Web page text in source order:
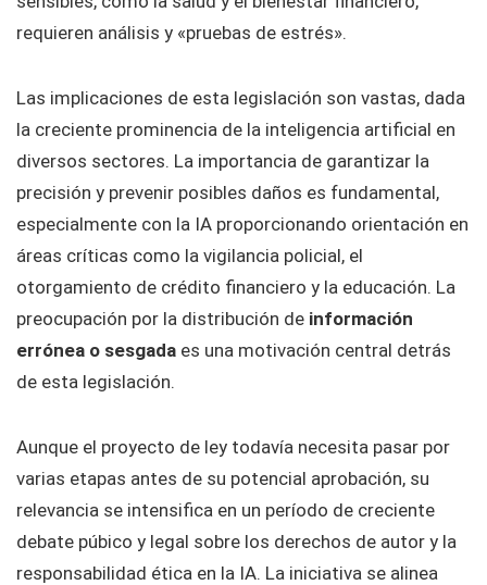
requieren análisis y «pruebas de estrés».
Las implicaciones de esta legislación son vastas, dada
la creciente prominencia de la inteligencia artificial en
diversos sectores. La importancia de garantizar la
precisión y prevenir posibles daños es fundamental,
especialmente con la IA proporcionando orientación en
áreas críticas como la vigilancia policial, el
otorgamiento de crédito financiero y la educación. La
preocupación por la distribución de información
errónea o sesgada es una motivación central detrás
de esta legislación.
Aunque el proyecto de ley todavía necesita pasar por
varias etapas antes de su potencial aprobación, su
relevancia se intensifica en un período de creciente
debate púbico y legal sobre los derechos de autor y la
responsabilidad ética en la IA. La iniciativa se alinea